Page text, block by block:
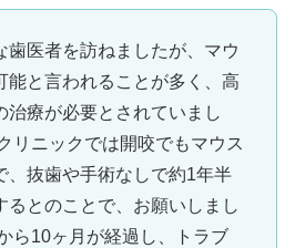
歯医者を訪ねましたが、マウ
能と言われることが多く、高
治療が必要とされていまし
リニックでは開咬でもマウス
、抜歯や手術なしで約1年半
るとのことで、お願いしまし
ら10ヶ月が経過し、トラブ